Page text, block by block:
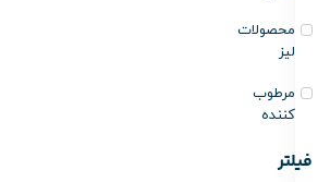
محصولات
لیز
مرطوب
کننده
فیلتر